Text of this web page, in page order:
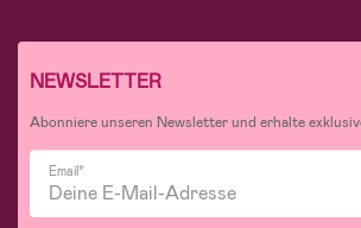
NEWSLETTER
Abonniere unseren Newsletter und erhalte
Email*